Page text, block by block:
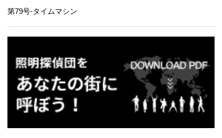
第79号-タイムマシン